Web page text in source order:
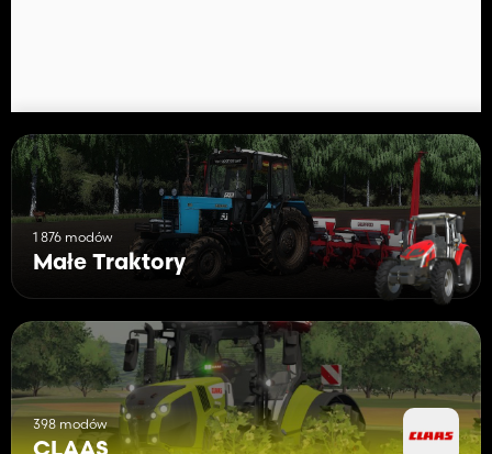
1 876 modów
Małe Traktory
398 modów